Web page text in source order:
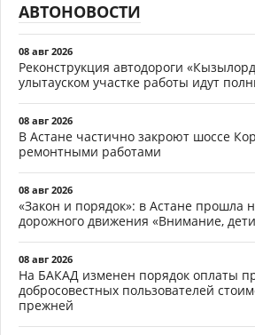
АВТОНОВОСТИ
08 авг 2026
Реконструкция автодороги
улытауском участке работы идут
08 авг 2026
В Астане частично закроют шоссе
ремонтными работами
08 авг 2026
«Закон и порядок»: в Астане прошла
дорожного движения «Внимание,
08 авг 2026
На БАКАД изменен порядок оплаты
добросовестных пользователей
прежней